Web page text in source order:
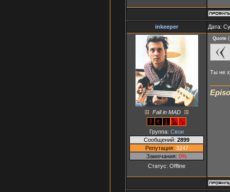
inkeeper Дата:
Fall in MAD
Группа: Свои
Сообщений: 2899
Репутация: 3247
Замечания: 0%
Статус: Offline
Quote (
Ты не